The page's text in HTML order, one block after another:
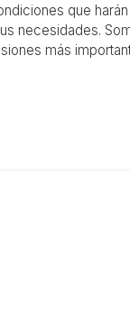
que
necesidades.
más